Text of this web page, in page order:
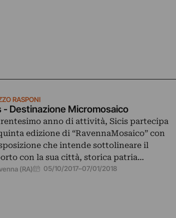
RASPONI
- Destinazione Micromosaico
anno di attività, Sicis partecipa
edizione di “RavennaMosaico” con
che intende sottolineare il
con la sua città, storica patria…
(RA) 05/10/2017–07/01/2018